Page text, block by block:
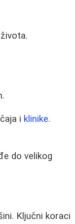
i klinike.
do velikog
Ključni koraci